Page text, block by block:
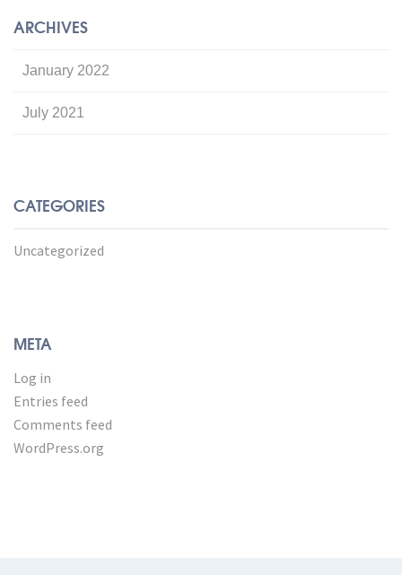
ARCHIVES
January 2022
July 2021
CATEGORIES
Uncategorized
META
Log in
Entries feed
Comments feed
WordPress.org